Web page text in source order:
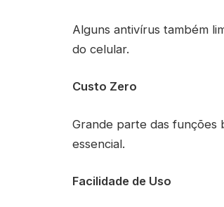
Alguns antivírus também
do celular.
Custo Zero
Grande parte das funções
essencial.
Facilidade de Uso